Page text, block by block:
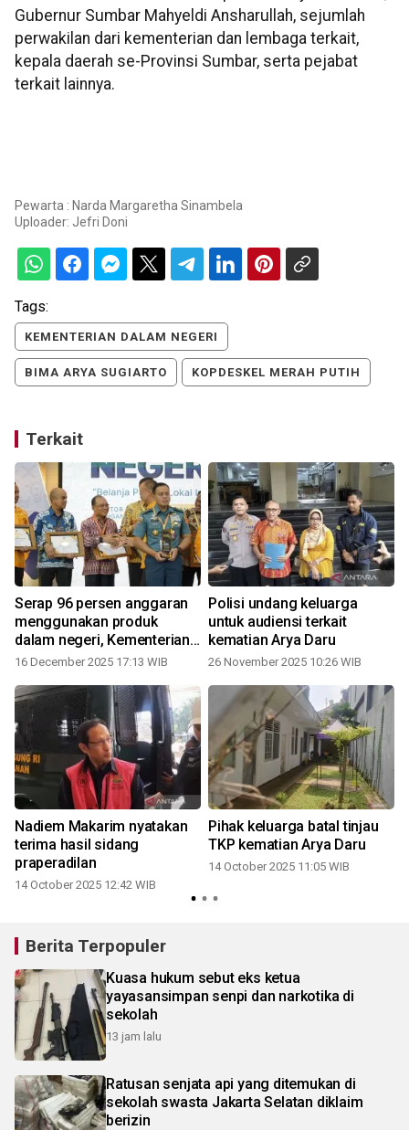
Gubernur Sumbar Mahyeldi Ansharullah, sejumlah
perwakilan dari kementerian dan lembaga terkait,
kepala daerah se-Provinsi Sumbar, serta pejabat
terkait lainnya.
Pewarta : Narda Margaretha Sinambela
Uploader: Jefri Doni
Tags:
KEMENTERIAN DALAM NEGERI
BIMA ARYA SUGIARTO KOPDESKEL MERAH PUTIH
Terkait
Serap 96 persen anggaran
menggunakan produk
dalam negeri, Kementerian
ATR/BPN raih peringkat 3
16 December 2025 17:13 WIB
Polisi undang keluarga
untuk audiensi terkait
kematian Arya Daru
26 November 2025 10:26 WIB
Nadiem Makarim nyatakan
terima hasil sidang
praperadilan
14 October 2025 12:42 WIB
Pihak keluarga batal tinjau
TKP kematian Arya Daru
14 October 2025 11:05 WIB
Berita Terpopuler
Kuasa hukum sebut eks ketua
yayasansimpan senpi dan narkotika di
sekolah
13 jam lalu
Ratusan senjata api yang ditemukan di
sekolah swasta Jakarta Selatan diklaim
berizin